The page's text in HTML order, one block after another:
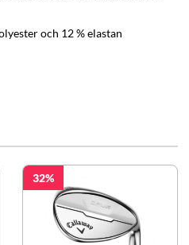
och 12 % elastan
32